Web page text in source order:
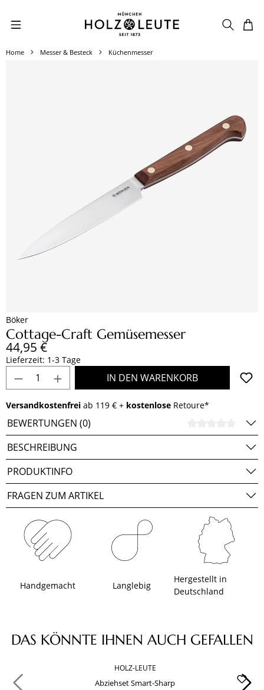
Zum Hauptinhalt springen
Home Messer & Besteck Küchenmesser
Böker
Cottage-Craft Gemüsemesser
Regulärer Preis:
44,95 €
Lieferzeit: 1-3 Tage
Produkt Anzahl: Gib den gewünschten
IN DEN WARENKORB
Versandkostenfrei ab 119 € + kostenlose Retoure*
BEWERTUNGEN (0)
BESCHREIBUNG
PRODUKTINFO
FRAGEN ZUM ARTIKEL
Handgemacht Langlebig
Hergestellt in
Deutschland
Produktgalerie überspringen
DAS KÖNNTE IHNEN AUCH GEFALLEN
HOLZ-LEUTE
Abziehset Smart-Sharp